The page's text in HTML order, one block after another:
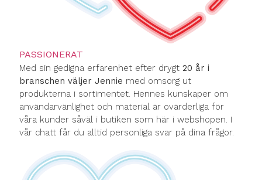
PASSIONERAT
Med sin gedigna erfarenhet efter drygt 20 år i
branschen väljer Jennie med omsorg ut
produkterna i sortimentet. Hennes kunskaper om
användarvänlighet och material är ovärderliga för
våra kunder såväl i butiken som här i webshopen. I
vår chatt får du alltid personliga svar på dina frågor.